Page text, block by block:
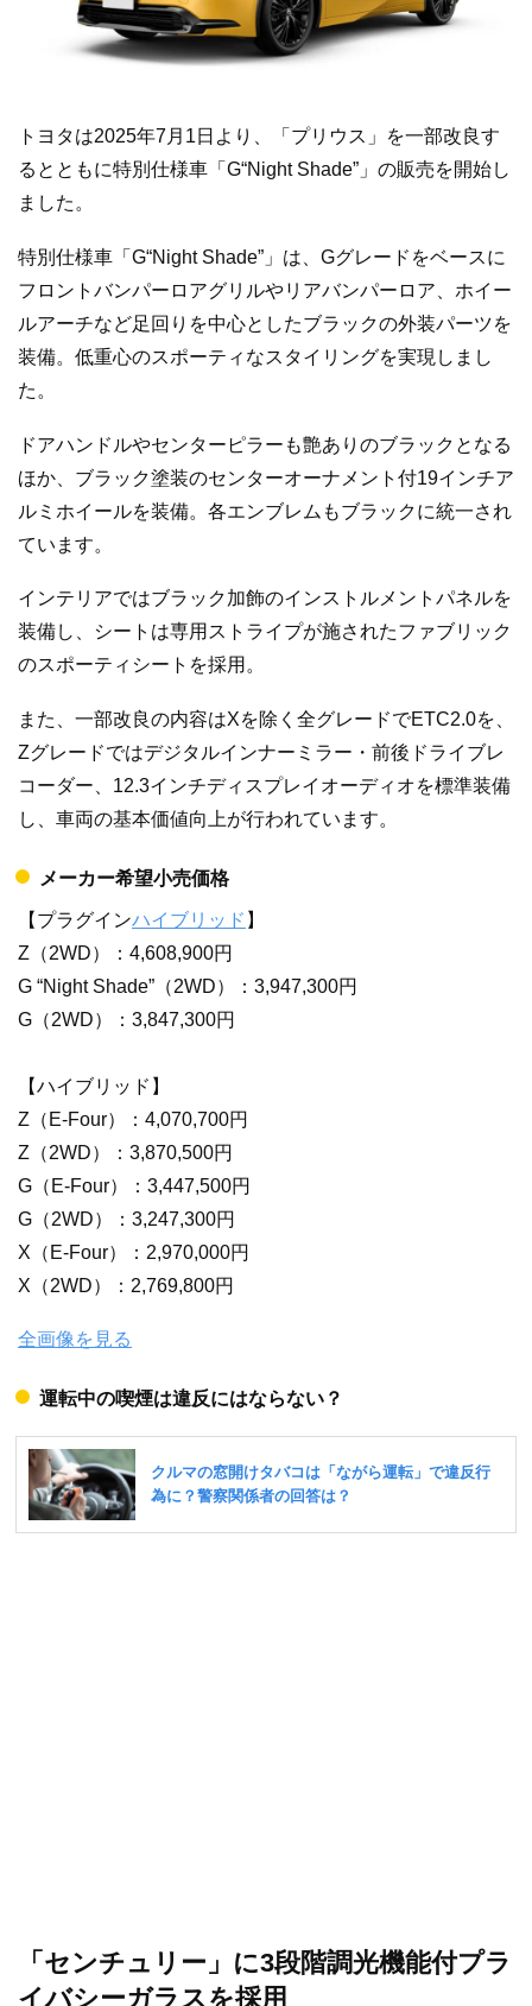
トヨタは2025年7月1日より、「プリウス」を一部改良す
るとともに特別仕様車「G“Night Shade”」の販売を開始し
ました。
特別仕様車「G“Night Shade”」は、Gグレードをベースに
フロントバンパーロアグリルやリアバンパーロア、ホイー
ルアーチなど足回りを中心としたブラックの外装パーツを
装備。低重心のスポーティなスタイリングを実現しまし
た。
ドアハンドルやセンターピラーも艶ありのブラックとなる
ほか、ブラック塗装のセンターオーナメント付19インチア
ルミホイールを装備。各エンブレムもブラックに統一され
ています。
インテリアではブラック加飾のインストルメントパネルを
装備し、シートは専用ストライプが施されたファブリック
のスポーティシートを採用。
また、一部改良の内容はXを除く全グレードでETC2.0を、
Zグレードではデジタルインナーミラー・前後ドライブレ
コーダー、12.3インチディスプレイオーディオを標準装備
し、車両の基本価値向上が行われています。
メーカー希望小売価格
【プラグインハイブリッド 】
Z（2WD）：4,608,900円
G “Night Shade”（2WD）：3,947,300円
G（2WD）：3,847,300円
【ハイブリッド】
Z（E-Four）：4,070,700円
Z（2WD）：3,870,500円
G（E-Four）：3,447,500円
G（2WD）：3,247,300円
X（E-Four）：2,970,000円
X（2WD）：2,769,800円
全画像を見る
運転中の喫煙は違反にはならない？
「センチュリー」に3段階調光機能付プラ
イバシーガラスを採用